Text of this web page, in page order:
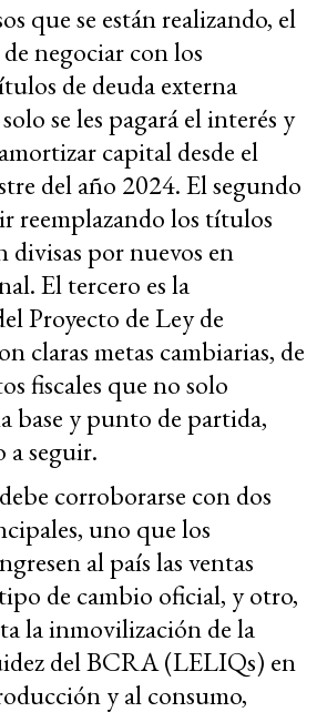
que se están realizando, el
negociar con los
de deuda externa
se les pagará el interés y
capital desde el
del año 2024. El segundo
reemplazando los títulos
divisas por nuevos en
El tercero es la
Proyecto de Ley de
clarasmetas cambiarias, de
fiscales que no solo
base y punto de partida,
seguir.
corroborarse con dos
uno que los
al país las ventas
de cambio oficial, y otro,
la inmovilización de la
del BCRA (LELIQs) en
y al consumo,